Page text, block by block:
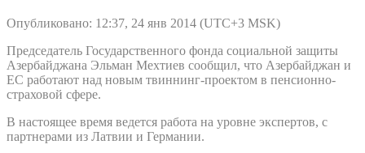
Опубликовано: 12:37, 24 янв 2014 (UTC+3 MSK)
Председатель Государственного фонда социальной защиты
Азербайджана Эльман Мехтиев сообщил, что Азербайджан и
ЕС работают над новым твиннинг-проектом в пенсионно-
страховой сфере.
В настоящее время ведется работа на уровне экспертов, с
партнерами из Латвии и Германии.